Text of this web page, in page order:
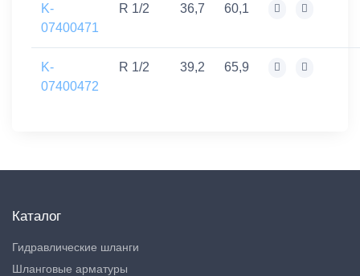
K-
07400471
R 1/2 36,7 60,1
K-
07400472
R 1/2 39,2 65,9
Каталог
Гидравлические шланги
Шланговые арматуры